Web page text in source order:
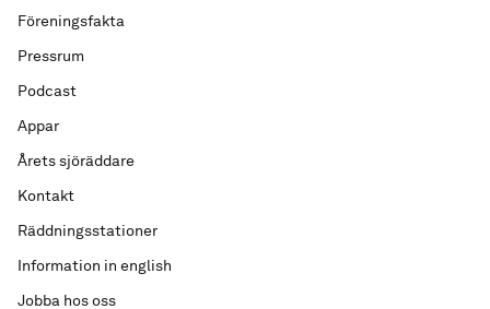
Föreningsfakta
Pressrum
Podcast
Appar
Årets sjöräddare
Kontakt
Räddningsstationer
Information in english
Jobba hos oss